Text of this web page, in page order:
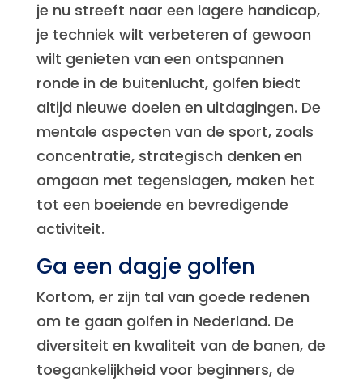
je nu streeft naar een lagere handicap,
je techniek wilt verbeteren of gewoon
wilt genieten van een ontspannen
ronde in de buitenlucht, golfen biedt
altijd nieuwe doelen en uitdagingen. De
mentale aspecten van de sport, zoals
concentratie, strategisch denken en
omgaan met tegenslagen, maken het
tot een boeiende en bevredigende
activiteit.
Ga een dagje golfen
Kortom, er zijn tal van goede redenen
om te gaan golfen in Nederland. De
diversiteit en kwaliteit van de banen, de
toegankelijkheid voor beginners, de